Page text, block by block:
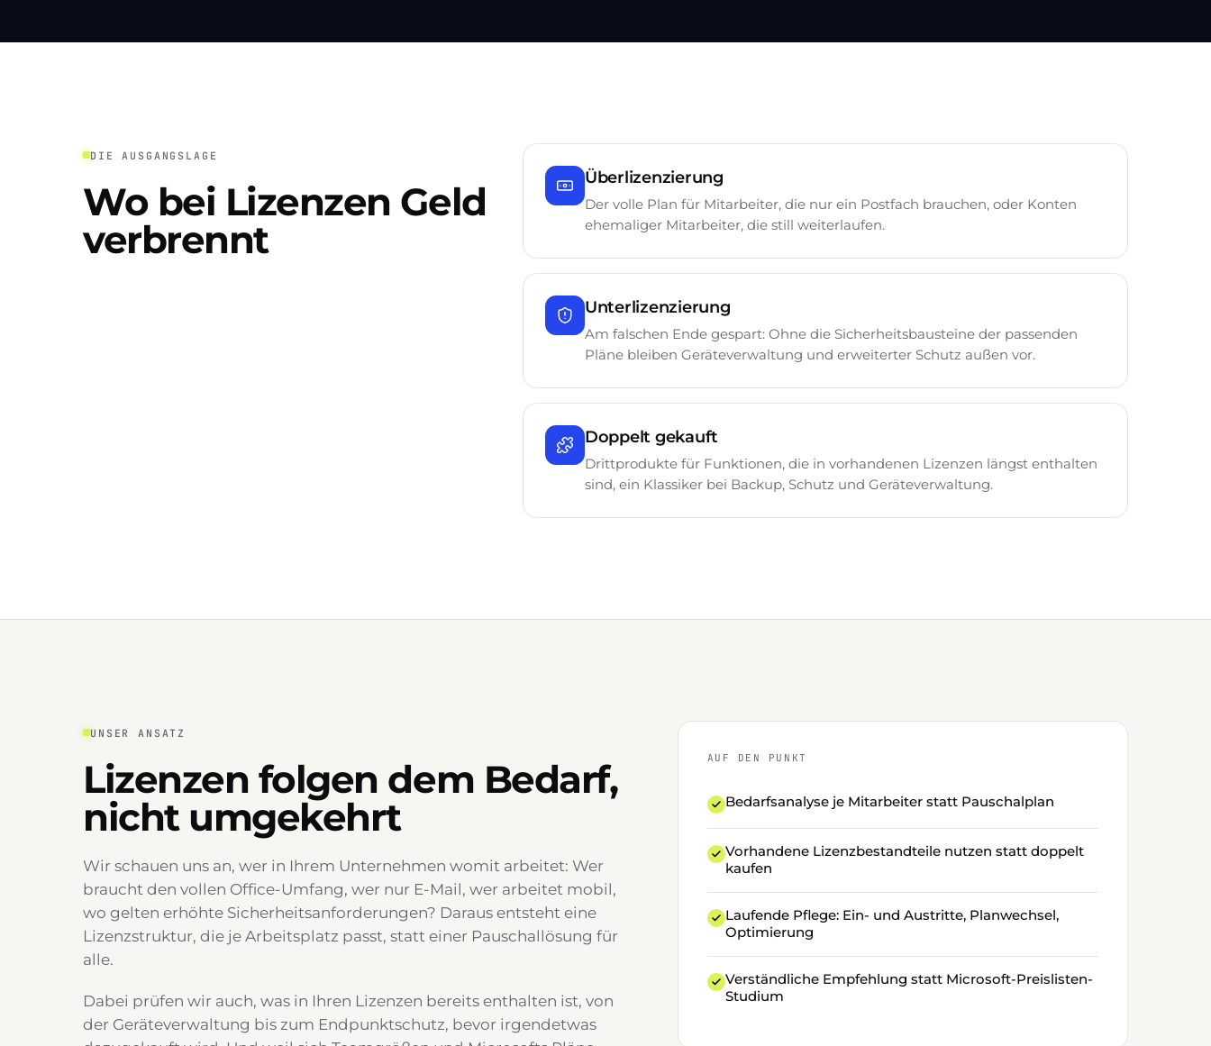
DIE AUSGANGSLAGE
Wo bei Lizenzen Geld
verbrennt
Überlizenzierung
Der volle Plan für Mitarbeiter, die nur ein Postfach brauchen, oder Konten
ehemaliger Mitarbeiter, die still weiterlaufen.
Unterlizenzierung
Am falschen Ende gespart: Ohne die Sicherheitsbausteine der passenden
Pläne bleiben Geräteverwaltung und erweiterter Schutz außen vor.
Doppelt gekauft
Drittprodukte für Funktionen, die in vorhandenen Lizenzen längst enthalten
sind, ein Klassiker bei Backup, Schutz und Geräteverwaltung.
UNSER ANSATZ
Lizenzen folgen dem Bedarf,
nicht umgekehrt
Wir schauen uns an, wer in Ihrem Unternehmen womit arbeitet: Wer
braucht den vollen Office-Umfang, wer nur E-Mail, wer arbeitet mobil,
wo gelten erhöhte Sicherheitsanforderungen? Daraus entsteht eine
Lizenzstruktur, die je Arbeitsplatz passt, statt einer Pauschallösung für
alle.
Dabei prüfen wir auch, was in Ihren Lizenzen bereits enthalten ist, von
der Geräteverwaltung bis zum Endpunktschutz, bevor irgendetwas
AUF DEN PUNKT
Bedarfsanalyse je Mitarbeiter statt Pauschalplan
Vorhandene Lizenzbestandteile nutzen statt doppelt
kaufen
Laufende Pflege: Ein- und Austritte, Planwechsel,
Optimierung
Verständliche Empfehlung statt Microsoft-Preislisten-
Studium